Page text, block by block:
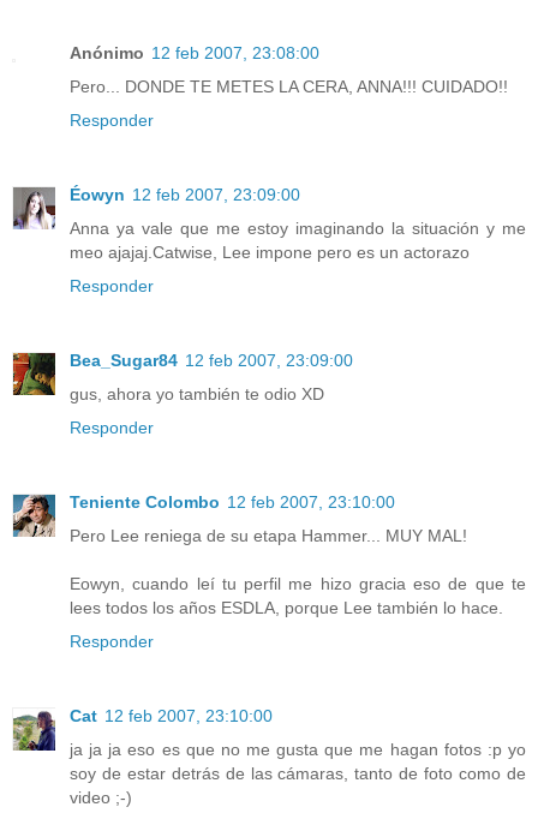
Anónimo 12 feb 2007, 23:08:00
Pero... DONDE TE METES LA CERA, ANNA!!! CUIDADO!!
Responder
Éowyn 12 feb 2007, 23:09:00
Anna ya vale que me estoy imaginando la situación y me
meo ajajaj.Catwise, Lee impone pero es un actorazo
Responder
Bea_Sugar84 12 feb 2007, 23:09:00
gus, ahora yo también te odio XD
Responder
Teniente Colombo 12 feb 2007, 23:10:00
Pero Lee reniega de su etapa Hammer... MUY MAL!
Eowyn, cuando leí tu perfil me hizo gracia eso de que te
lees todos los años ESDLA, porque Lee también lo hace.
Responder
Cat 12 feb 2007, 23:10:00
ja ja ja eso es que no me gusta que me hagan fotos :p yo
soy de estar detrás de las cámaras, tanto de foto como de
video ;-)